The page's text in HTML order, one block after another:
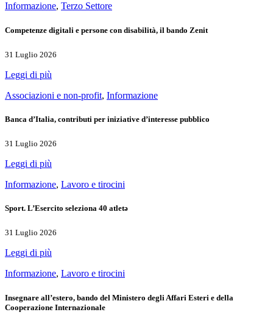
Informazione, Terzo Settore
Competenze digitali e persone con disabilità, il bando Zenit
31 Luglio 2026
Leggi di più
Associazioni e non-profit, Informazione
Banca d’Italia, contributi per iniziative d’interesse pubblico
31 Luglio 2026
Leggi di più
Informazione, Lavoro e tirocini
Sport. L’Esercito seleziona 40 atletə
31 Luglio 2026
Leggi di più
Informazione, Lavoro e tirocini
Insegnare all’estero, bando del Ministero degli Affari Esteri e della
Cooperazione Internazionale